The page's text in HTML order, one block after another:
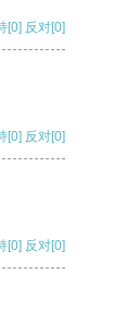
[0] 反对[0]
[0] 反对[0]
[0] 反对[0]